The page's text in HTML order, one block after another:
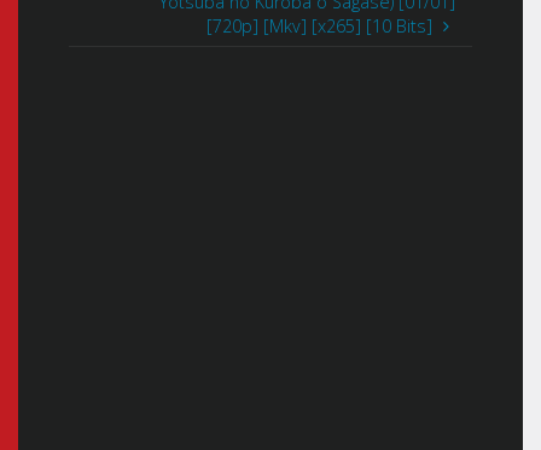
[720p] [Mkv] [x265] [10 Bits]